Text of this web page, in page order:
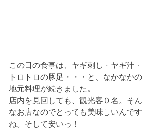
この日の食事は、ヤギ刺し・ヤギ汁・
トロトロの豚足・・・と、なかなかの
地元料理が続きました。
店内を見回しても、観光客０名。そん
なお店なのでとっても美味しいんです
ね。そして安いっ！